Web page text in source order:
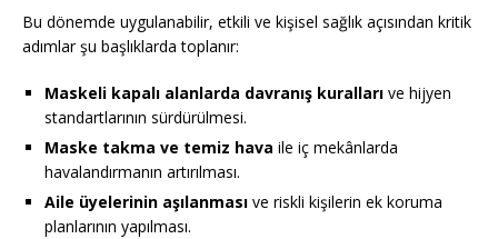
Bu dönemde uygulanabilir, etkili ve kişisel sağlık açısından kritik
adımlar şu başlıklarda toplanır:
Maskeli kapalı alanlarda davranış kuralları ve hijyen
standartlarının sürdürülmesi.
Maske takma ve temiz hava ile iç mekânlarda
havalandırmanın artırılması.
Aile üyelerinin aşılanması ve riskli kişilerin ek koruma
planlarının yapılması.